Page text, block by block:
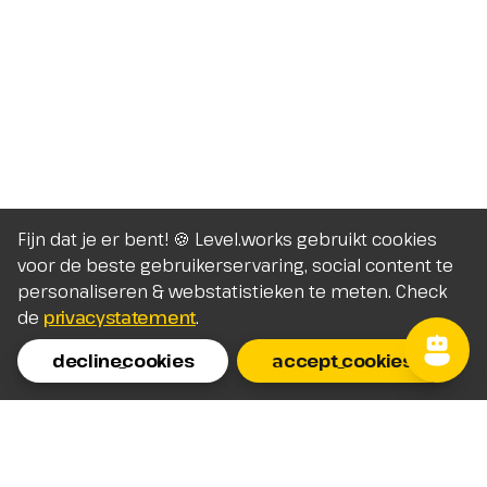
Fijn dat je er bent! 🍪 Level.works gebruikt cookies
voor de beste gebruikerservaring, social content te
personaliseren & webstatistieken te meten. Check
de privacystatement.
decline_cookies
accept_cookies